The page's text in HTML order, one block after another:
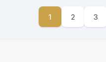
1 2 3